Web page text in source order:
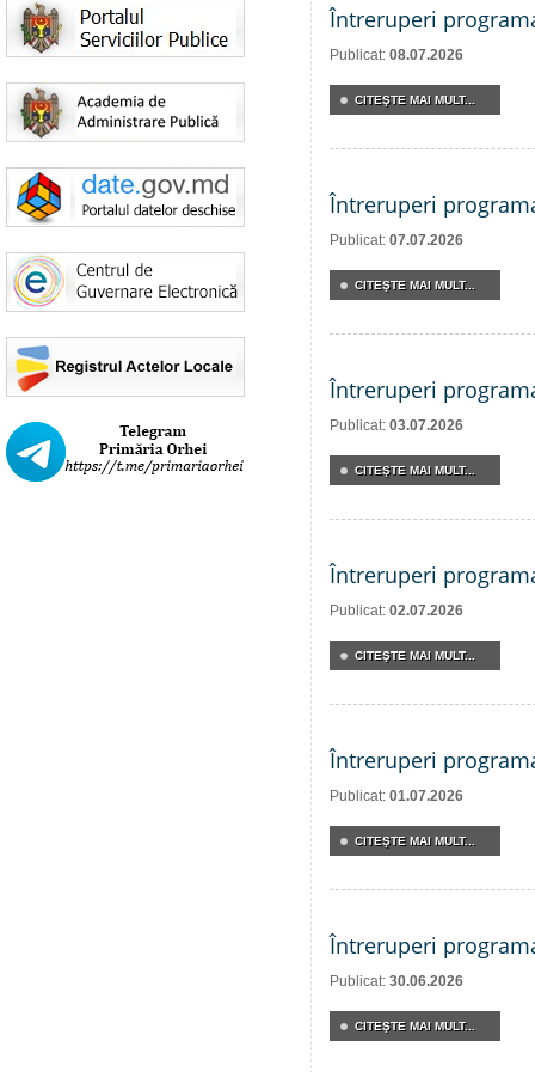
Întreruperi
Publicat: 08.07.2026
CITEŞTE MAI MULT...
Întreruperi
Publicat: 07.07.2026
CITEŞTE MAI MULT...
Întreruperi
Publicat: 03.07.2026
CITEŞTE MAI MULT...
Întreruperi
Publicat: 02.07.2026
CITEŞTE MAI MULT...
Întreruperi
Publicat: 01.07.2026
CITEŞTE MAI MULT...
Întreruperi
Publicat: 30.06.2026
CITEŞTE MAI MULT...